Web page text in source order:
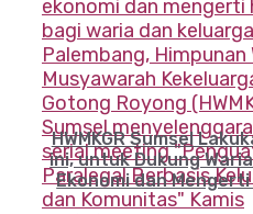
HWMKGR Sumsel
ini, untuk Dukung
Ekonomi dan Mengerti